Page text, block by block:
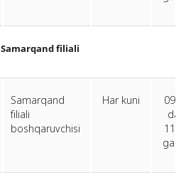
Samarqand filiali
Samarqand
filiali
boshqaruvchisi
Har kuni
dan